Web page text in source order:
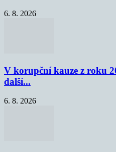
6. 8. 2026
V korupční kauze z roku
další...
6. 8. 2026